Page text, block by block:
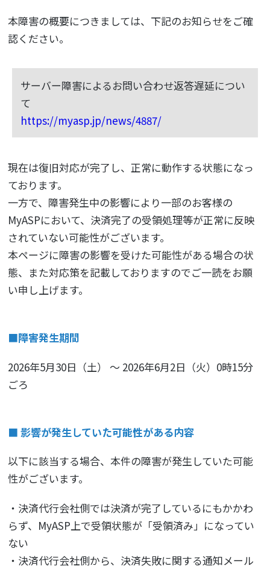
本障害の概要につきましては、下記のお知らせをご確
認ください。
サーバー障害によるお問い合わせ返答遅延につい
て
https://myasp.jp/news/4887/
現在は復旧対応が完了し、正常に動作する状態になっ
ております。
一方で、障害発生中の影響により一部のお客様の
MyASPにおいて、決済完了の受領処理等が正常に反映
されていない可能性がございます。
本ページに障害の影響を受けた可能性がある場合の状
態、また対応策を記載しておりますのでご一読をお願
い申し上げます。
■障害発生期間
2026年5月30日（土） ～ 2026年6月2日（火）0時15分
ごろ
■ 影響が発生していた可能性がある内容
以下に該当する場合、本件の障害が発生していた可能
性がございます。
・決済代行会社側では決済が完了しているにもかかわ
らず、MyASP上で受領状態が「受領済み」になってい
ない
・決済代行会社側から、決済失敗に関する通知メール